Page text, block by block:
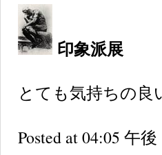
印象派展
とても気持ちの良
Posted at 04:05 午後